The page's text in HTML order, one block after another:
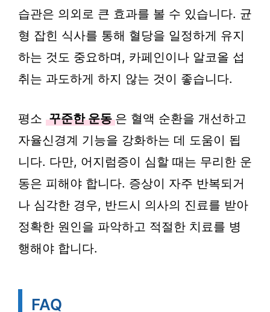
습관은 의외로 큰 효과를 볼 수 있습니다. 균
형 잡힌 식사를 통해 혈당을 일정하게 유지
하는 것도 중요하며, 카페인이나 알코올 섭
취는 과도하게 하지 않는 것이 좋습니다.
평소 꾸준한 운동 은 혈액 순환을 개선하고
자율신경계 기능을 강화하는 데 도움이 됩
니다. 다만, 어지럼증이 심할 때는 무리한 운
동은 피해야 합니다. 증상이 자주 반복되거
나 심각한 경우, 반드시 의사의 진료를 받아
정확한 원인을 파악하고 적절한 치료를 병
행해야 합니다.
FAQ